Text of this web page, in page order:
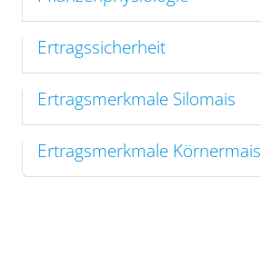
Ertragssicherheit
Ertragsmerkmale Silomais
Ertragsmerkmale Körnermais